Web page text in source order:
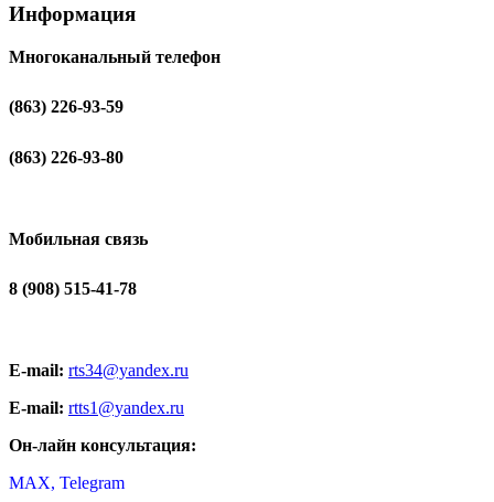
Информация
Многоканальный телефон
(863) 226-93-59
(863) 226-93-80
Мобильная связь
8 (908) 515-41-78
E-mail: rts34@yandex.ru
E-mail: rtts1@yandex.ru
Он-лайн консультация:
MAX, Telegram